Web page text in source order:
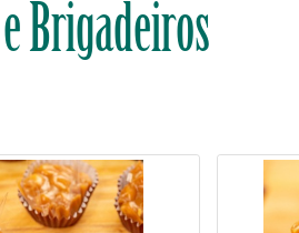
Brigadeiros